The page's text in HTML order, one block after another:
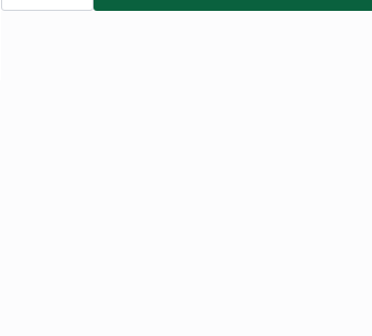
(450ml)